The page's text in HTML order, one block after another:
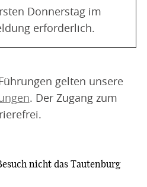
Donnerstag im
erforderlich.
gelten unsere
. Der Zugang zum
nicht das Tautenburg